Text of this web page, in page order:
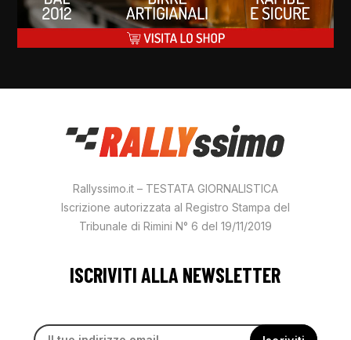
Rallyssimo.it – TESTATA GIORNALISTICA
Iscrizione autorizzata al Registro Stampa del
Tribunale di Rimini N° 6 del 19/11/2019
ISCRIVITI ALLA NEWSLETTER